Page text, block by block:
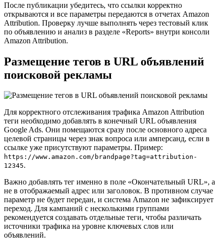
После публикации убедитесь, что ссылки корректно
открываются и все параметры передаются в отчетах Amazon
Attribution. Проверку лучше выполнять через тестовый клик
по объявлению и анализ в разделе «Reports» внутри консоли
Amazon Attribution.
Размещение тегов в URL объявлений
поисковой рекламы
Для корректного отслеживания трафика Amazon Attribution
теги необходимо добавлять в конечный URL объявления
Google Ads. Они помещаются сразу после основного адреса
целевой страницы через знак вопроса или амперсанд, если в
ссылке уже присутствуют параметры. Пример:
https://www.amazon.com/brandpage?tag=attribution-
12345.
Важно добавлять тег именно в поле «Окончательный URL», а
не в отображаемый адрес или заголовок. В противном случае
параметр не будет передан, и система Amazon не зафиксирует
переход. Для кампаний с несколькими группами
рекомендуется создавать отдельные теги, чтобы различать
источники трафика на уровне ключевых слов или
объявлений.